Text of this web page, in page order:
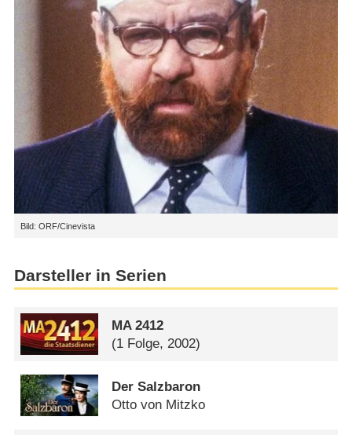
Bild: ORF/Cinevista
Darsteller in Serien
MA 2412
(1 Folge, 2002)
Der Salzbaron
Otto von Mitzko